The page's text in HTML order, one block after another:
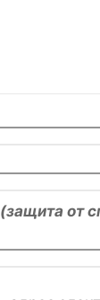
от